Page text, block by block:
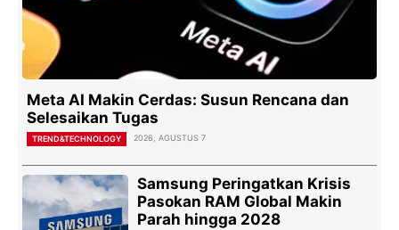
Meta AI Makin Cerdas: Susun Rencana dan
Selesaikan Tugas
TREND&TECHNOLOGY 2026, AGUSTUS 7
Samsung Peringatkan Krisis
Pasokan RAM Global Makin
Parah hingga 2028